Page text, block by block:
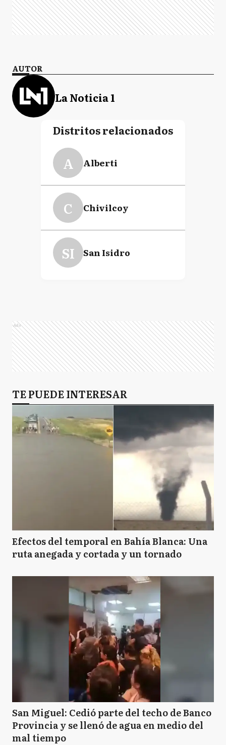
AUTOR
La Noticia 1
Distritos relacionados
A Alberti
C Chivilcoy
SI San Isidro
Ads
TE PUEDE INTERESAR
Efectos del temporal en Bahía Blanca: Una
ruta anegada y cortada y un tornado
San Miguel: Cedió parte del techo de Banco
Provincia y se llenó de agua en medio del
mal tiempo